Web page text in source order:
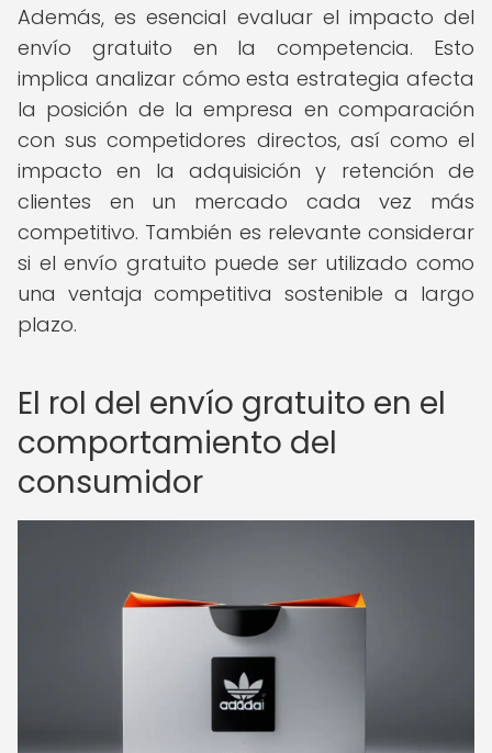
Además, es esencial evaluar el impacto del
envío gratuito en la competencia. Esto
implica analizar cómo esta estrategia afecta
la posición de la empresa en comparación
con sus competidores directos, así como el
impacto en la adquisición y retención de
clientes en un mercado cada vez más
competitivo. También es relevante considerar
si el envío gratuito puede ser utilizado como
una ventaja competitiva sostenible a largo
plazo.
El rol del envío gratuito en el
comportamiento del
consumidor